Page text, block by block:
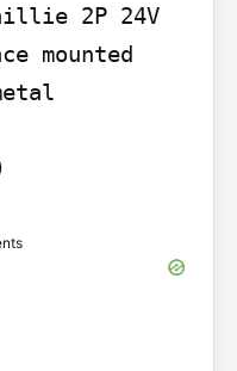
2P 24V
mounted